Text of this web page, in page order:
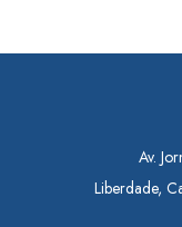
Av.
Liberdade,